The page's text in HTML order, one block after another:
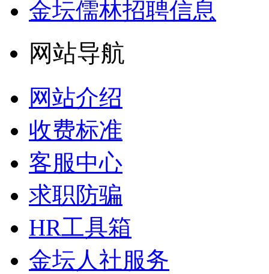
金坛儒林招聘信息
网站导航
网站介绍
收费标准
客服中心
求职防骗
HR工具箱
金坛人社服务